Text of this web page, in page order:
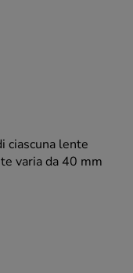
ciascuna lente
varia da 40 mm